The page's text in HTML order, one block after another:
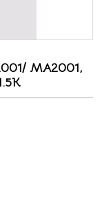
MA2001,